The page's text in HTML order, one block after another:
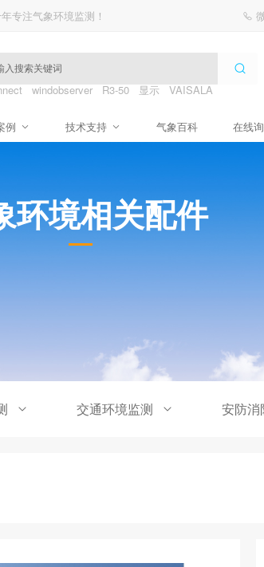
专注气象环境监测！
windobserver R3-50 显示 VAISALA
例 技术支持 气象百科 在线
环境相关配件
交通环境监测 安防消